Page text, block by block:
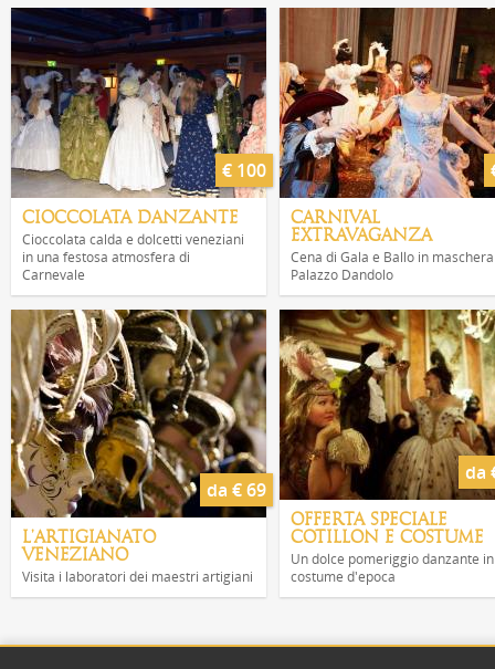
€ 100
CIOCCOLATA DANZANTE
Cioccolata calda e dolcetti veneziani
in una festosa atmosfera di
Carnevale
CARNIVAL
EXTRAVAGANZA
Cena di Gala e Ballo in
Palazzo Dandolo
da € 69
L'ARTIGIANATO
VENEZIANO
Visita i laboratori dei maestri artigiani
da
OFFERTA SPECIALE
COTILLON E COSTUME
Un dolce pomeriggio danzante in
costume d'epoca